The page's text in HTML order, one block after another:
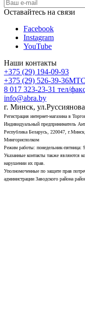
Оставайтесь на связи
Facebook
Instagram
YouTube
Наши контакты
+375 (29) 194-09-93
+375 (29) 526-39-36МТС
8 017 323-23-31 тел/
info@abra.by
г. Минск,
Регистрация интернет-магазина в
Индивидуальный предприниматель
Республика Беларусь, 220047,
Мингорисполком
Режим работы: понедельник-пятница:
Указанные контакты также являются
нарушении их прав.
Уполномоченные по защите прав
администрации Заводского района